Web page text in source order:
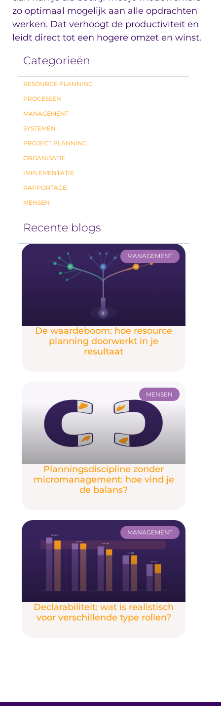
zo optimaal mogelijk aan alle opdrachten
werken. Dat verhoogt de productiviteit en
leidt direct tot een hogere omzet en winst.
Categorieën
RESOURCE PLANNING
PROCESSEN
MANAGEMENT
SYSTEMEN
PROJECT PLANNING
ORGANISATIE
IMPLEMENTATIE
RAPPORTAGE
MENSEN
Recente blogs
MANAGEMENT
De waardeboom: hoe resource
planning doorwerkt in je
resultaat
MENSEN
Planningsdiscipline zonder
micromanagement: hoe vind je
de balans?
MANAGEMENT
Declarabiliteit: wat is realistisch
voor verschillende type rollen?